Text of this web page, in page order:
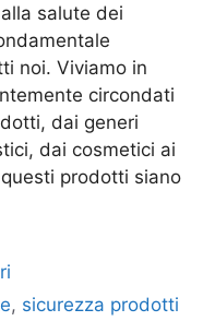
salute dei
noi. Viviamo in
circondati
dai generi
dai cosmetici ai
prodotti siano
, sicurezza prodotti